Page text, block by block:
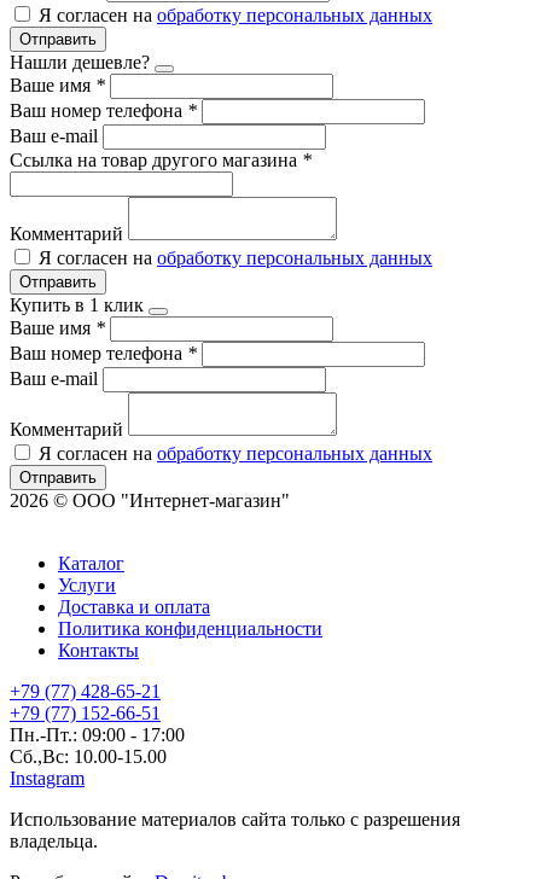
Я согласен на обработку персональных данных
Отправить
Нашли дешевле?
Ваше имя *
Ваш номер телефона *
Ваш e-mail
Ссылка на товар другого магазина *
Комментарий
Я согласен на обработку персональных данных
Отправить
Купить в 1 клик
Ваше имя *
Ваш номер телефона *
Ваш e-mail
Комментарий
Я согласен на обработку персональных данных
Отправить
2026 © ООО "Интернет-магазин"
Каталог
Услуги
Доставка и оплата
Политика конфиденциальности
Контакты
+79 (77) 428-65-21
+79 (77) 152-66-51
Пн.-Пт.: 09:00 - 17:00
Сб.,Вс: 10.00-15.00
Instagram
Использование материалов сайта только с разрешения
владельца.